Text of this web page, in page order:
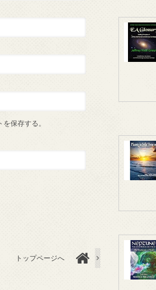
保存する。
トップページへ